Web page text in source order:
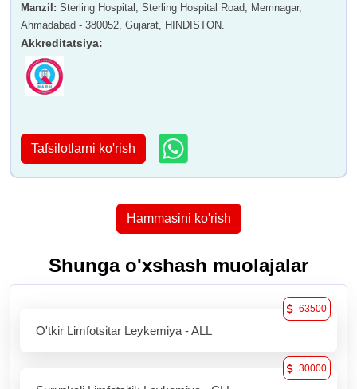
Manzil : Sterling Hospital, Sterling Hospital Road, Memnagar,
Ahmadabad - 380052, Gujarat, HINDISTON.
Akkreditatsiya:
Tafsilotlarni ko'rish
Hammasini ko'rish
Shunga o'xshash muolajalar
O'tkir Limfotsitar Leykemiya - ALL
63500
30000